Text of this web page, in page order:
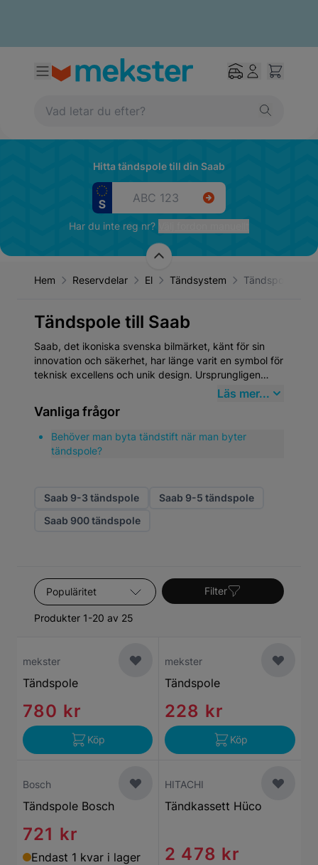
Hitta tändspole till din Saab
Har du inte reg nr?
Hem Reservdelar El Tändsystem Tändspole
Tändspole till Saab
Saab, det ikoniska svenska bilmärket, känt för sin
innovation och säkerhet, har länge varit en symbol för
teknisk excellens och unik design. Ursprungligen
grundat 1937 som en tillverkare av flygplan, började
Saab producera bilar 1947. Denna flygtekniska
bakgrund influerade starkt utvecklingen av deras
bilar, vilket syns i deras strömlinjeformade design och
robusta konstruktion. När det gäller Tändspole, står
Saab-bilar ut för deras behov av högkvalitativa
Läs mer...
Vanliga frågor
Behöver man byta tändstift när man byter
tändspole?
Saab 9-3 tändspole
Saab 9-5 tändspole
Saab 900 tändspole
Sortera efter
Produkter 1-20 av 25
Filter
mekster
Tändspole
780 kr
Köp
mekster
Tändspole
228 kr
Köp
Bosch
Tändspole Bosch
721 kr
Endast 1 kvar i lager
HITACHI
Tändkassett Hüco
2 478 kr